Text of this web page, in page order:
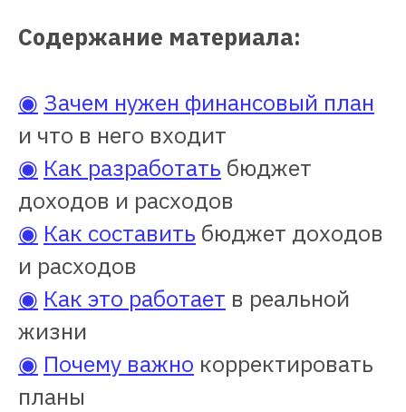
Содержание материала:
◉ Зачем нужен финансовый план
и что в него входит
◉ Как разработать бюджет
доходов и расходов
◉ Как составить бюджет доходов
и расходов
◉ Как это работает в реальной
жизни
◉ Почему важно корректировать
планы